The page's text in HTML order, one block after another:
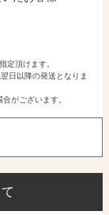
定頂けます。
日以降の発送となりま
がございます。